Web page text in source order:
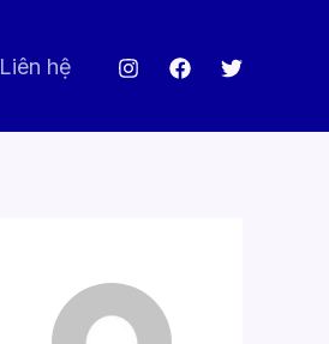
Liên hệ